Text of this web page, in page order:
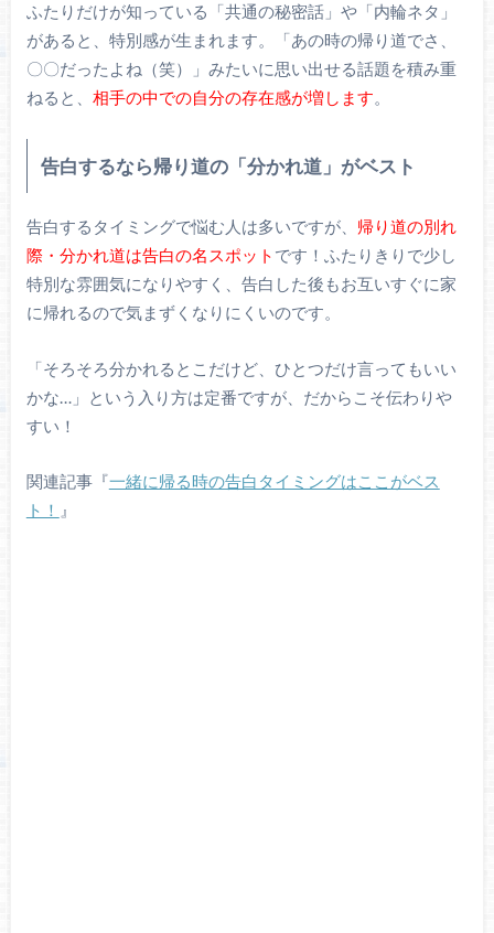
ふたりだけが知っている「共通の秘密話」や「内輪ネタ」
があると、特別感が生まれます。「あの時の帰り道でさ、
〇〇だったよね（笑）」みたいに思い出せる話題を積み重
ねると、 相手の中での自分の存在感が増します。
告白するなら帰り道の「分かれ道」がベスト
告白するタイミングで悩む人は多いですが、 帰り道の別れ
際・分かれ道は告白の名スポット です！ふたりきりで少し
特別な雰囲気になりやすく、告白した後もお互いすぐに家
に帰れるので気まずくなりにくいのです。
「そろそろ分かれるとこだけど、ひとつだけ言ってもいい
かな…」という入り方は定番ですが、だからこそ伝わりや
すい！
関連記事『一緒に帰る時の告白タイミングはここがベス
ト！ 』